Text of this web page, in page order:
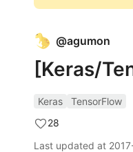
@agumon
[Keras/
Keras
TensorFlow
28
Last updated at